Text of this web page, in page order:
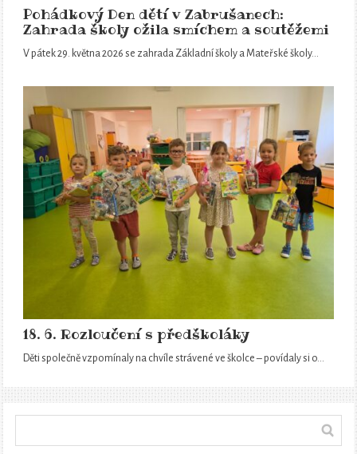
Pohádkový Den dětí v Zabrušanech:
Zahrada školy ožila smíchem a soutěžemi
V pátek 29. května 2026 se zahrada Základní školy a Mateřské školy…
18. 6. Rozloučení s předškoláky
Děti společně vzpomínaly na chvíle strávené ve školce – povídaly si o…